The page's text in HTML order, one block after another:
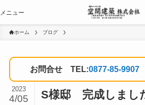
ホーム ブログ
お問合せ TEL:0877-85-9907
S様邸 完成しまし
2023
4/05